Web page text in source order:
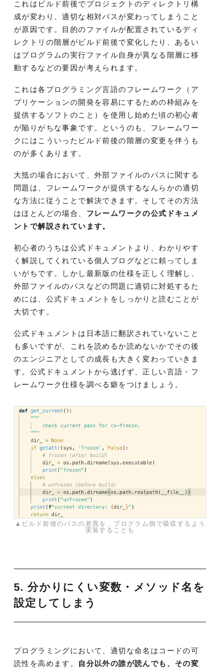
これはビルド前後でプロジェクトのディレクトリ構
成が変わり、適切な相対パスが変わってしまうこと
が原因です。目的のファイルが配置されているディ
レクトリの階層がビルド前後で変化したり、あるい
はプログラムの実行ファイル自身が異なる階層に移
動するなどの要因が考えられます。
これは各プログラミング言語のフレームワーク（ア
プリケーションの開発を容易にするための枠組みを
提供するソフトのこと）を使用し始めた頃の初心者
が陥りがちな事象です。というのも、フレームワー
クにはこういったビルド前後の階層の変更を伴うも
のが多くあります。
大抵の場合において、外部ファイルのパスに関する
問題は、フレームワークが提供するなんらかの適切
な方法に従うことで解決できます。そしてその方法
はほとんどの場合、 フレームワークの公式ドキュメ
ントで解説されています。
初心者のうちは公式ドキュメントより、わかりやす
く解説してくれている個人ブログなどに頼ってしま
いがちです。しかし最新版の仕様を正しく理解し、
外部ファイルのパスなどの問題に適切に対処するた
めには、公式ドキュメントをしっかりと読むことが
大切です。
公式ドキュメントは日本語に翻訳されていないこと
も多いですが、これを読めるか読めないかでその後
のエンジニアとしての成長も大きく変わっていきま
す。公式ドキュメントから逃げず、正しい言語・フ
レームワーク仕様を調べる癖をつけましょう。
▲ビルド前後のパスの差異を、プログラム側で吸収するよう
実装することも
5. 分かりにくい変数・メソッド名を
設定してしまう
プログラミングにおいて、適切な命名はコードの可
読性を高めます。
自分以外の誰が読んでも、その変